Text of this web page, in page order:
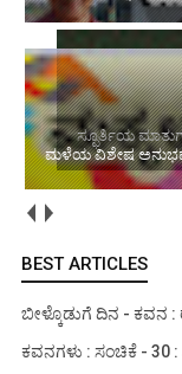
ಸಂಚಿಕೆ - 02
ಮಳೆಯ ವಿಶೇಷ
BEST ARTICLES
ಬೀಳ್ಕೊಡುಗೆ ದಿನ - ಕವನ
ಕವನಗಳು : ಸಂಚಿಕೆ - 30